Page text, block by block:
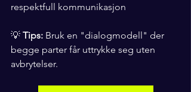
respektfull kommunikasjon
💡 Tips: Bruk en "dialogmodell" der
begge parter får uttrykke seg uten
avbrytelser.